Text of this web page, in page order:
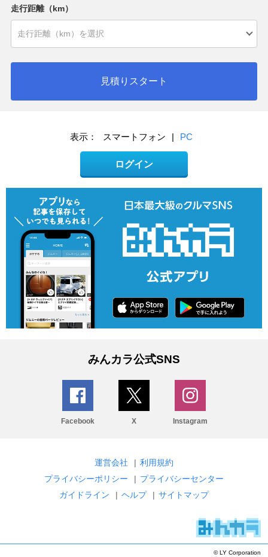
走行距離（km）
見積りスタート
表示： スマートフォン PC
ログイン
みんカラ公式SNS
Facebook X Instagram
運営会社 | 利用規約
プライバシーポリシー
| プライバシーセンター
ガイドライン
| ヘルプ | サイトマップ
© LY Corporation